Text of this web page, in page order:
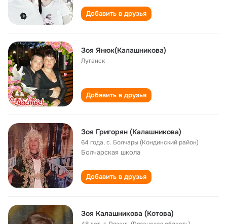
Добавить в друзья
Зоя Янюк(Калашникова)
Луганск
Добавить в друзья
Зоя Григорян (Калашникова)
64 года,с. Болчары (Кондинский район)
Болчарская школа
Добавить в друзья
Зоя Калашникова (Котова)